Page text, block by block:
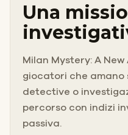
Una
Milan Mystery: A
giocatori che amano
detective o
percorso con indizi
passiva.